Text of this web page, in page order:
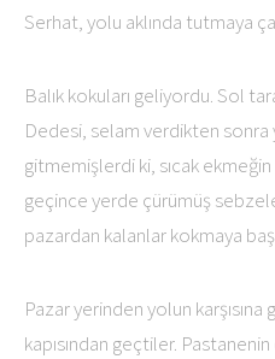
Serhat, yolu aklında tutmaya
Balık kokuları geliyordu. Sol
Dedesi, selam verdikten
gitmemişlerdi ki, sıcak ekmeğin
geçince yerde çürümüş
pazardan kalanlar kokmaya
Pazar yerinden yolun
kapısından geçtiler.